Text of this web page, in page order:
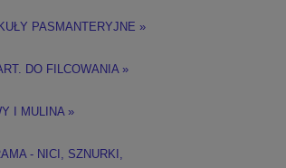
PASMANTERYJNE »
DO FILCOWANIA »
I MULINA »
- NICI, SZNURKI,